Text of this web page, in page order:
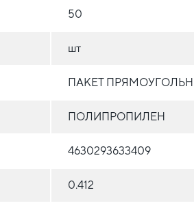
50
шт
ПАКЕТ
ПОЛИПРОПИЛЕН
4630293633409
0.412